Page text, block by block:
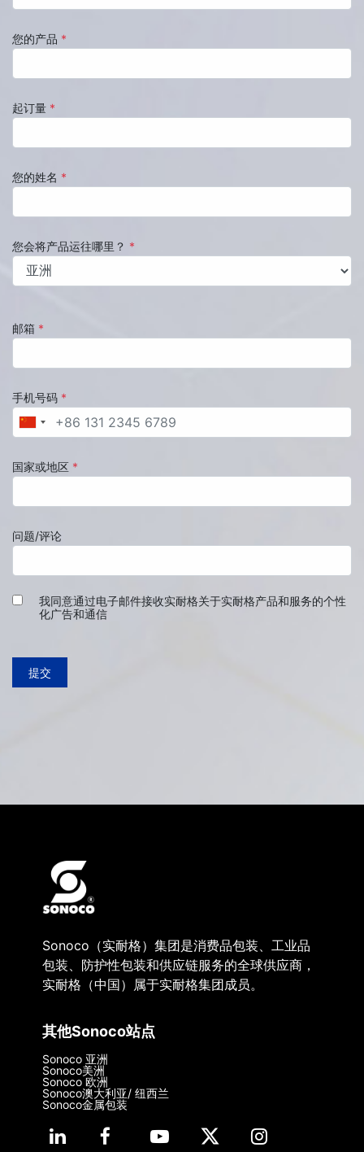
您的产品 *
起订量 *
您的姓名 *
您会将产品运往哪里？ *
邮箱 *
手机号码 *
国家或地区 *
问题/评论
我同意通过电子邮件接收实耐格关于实耐格产品和服务的个性
化广告和通信
提交
Sonoco（实耐格）集团是消费品包装、工业品
包装、防护性包装和供应链服务的全球供应商，
实耐格（中国）属于实耐格集团成员。
其他Sonoco站点
Sonoco 亚洲
Sonoco美洲
Sonoco 欧洲
Sonoco澳大利亚/ 纽西兰
Sonoco金属包装